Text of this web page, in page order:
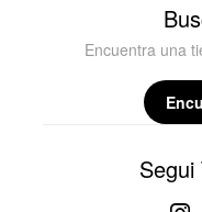
Encuentra una